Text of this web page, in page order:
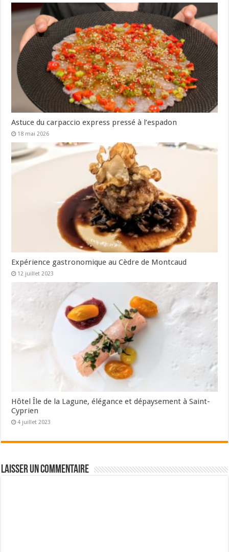
Astuce du carpaccio express pressé à l’espadon
18 mai 2026
Expérience gastronomique au Cèdre de Montcaud
12 juillet 2023
Hôtel Île de la Lagune, élégance et dépaysement à Saint-
Cyprien
4 juillet 2023
Laisser un commentaire